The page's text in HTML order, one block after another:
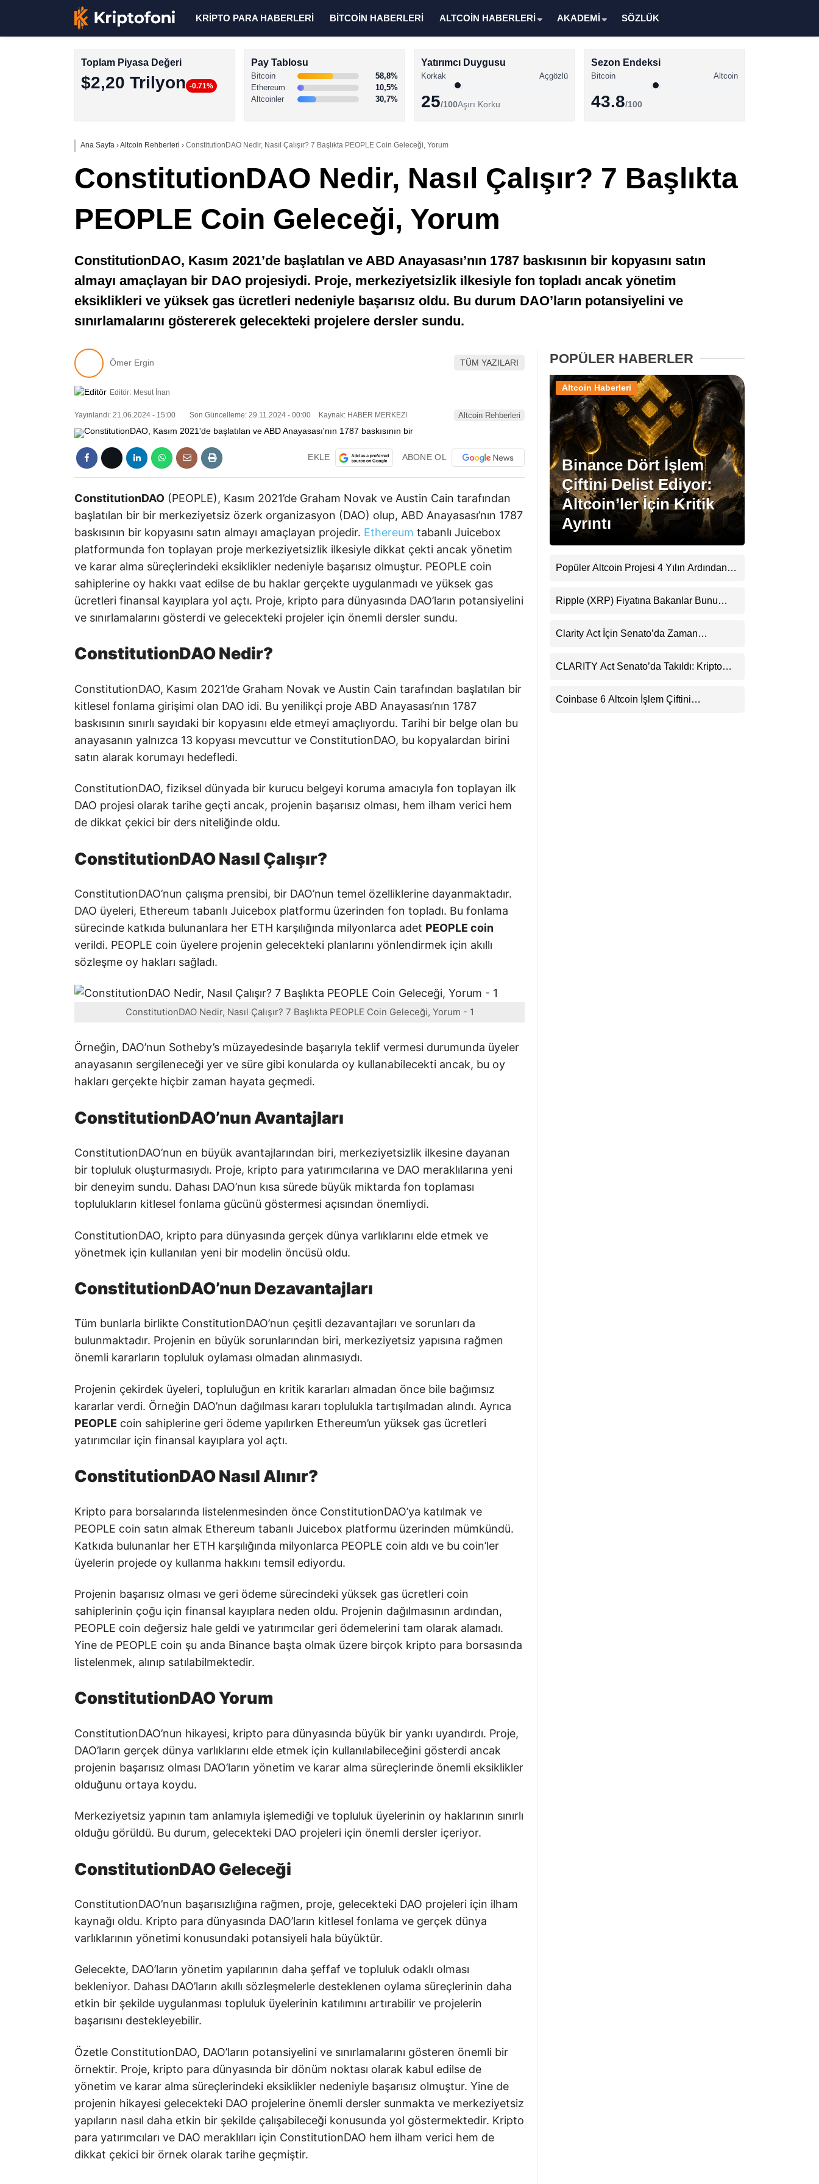
Altcoin Haberleri
Stablecoin Haberleri
Instagram
Youtube
TikTok
Pinterest
KRİPTO PARA HABERLERİ BİTCOİN HABERLERİ ALTCOİN HABERLERİ AKADEMİ SÖZLÜK
Toplam Piyasa Değeri
$2,20 Trilyon -0.71%
Pay Tablosu
Bitcoin
58,8%
Ethereum
10,5%
Altcoinler
30,7%
Yatırımcı Duygusu
Korkak Açgözlü
25/100Aşırı Korku
Sezon Endeksi
Bitcoin Altcoin
43.8/100
Ana Sayfa ›Altcoin Rehberleri › ConstitutionDAO Nedir, Nasıl Çalışır? 7 Başlıkta PEOPLE Coin Geleceği, Yorum
ConstitutionDAO Nedir, Nasıl Çalışır? 7 Başlıkta
PEOPLE Coin Geleceği, Yorum
ConstitutionDAO, Kasım 2021’de başlatılan ve ABD Anayasası’nın 1787 baskısının bir kopyasını satın
almayı amaçlayan bir DAO projesiydi. Proje, merkeziyetsizlik ilkesiyle fon topladı ancak yönetim
eksiklikleri ve yüksek gas ücretleri nedeniyle başarısız oldu. Bu durum DAO’ların potansiyelini ve
sınırlamalarını göstererek gelecekteki projelere dersler sundu.
Ömer Ergin TÜM YAZILARI
Editör: Mesut İnan
Yayınlandı: 21.06.2024 - 15:00 Son Güncelleme: 29.11.2024 - 00:00 Kaynak: HABER MERKEZI Altcoin Rehberleri
EKLE ABONE OL
ConstitutionDAO (PEOPLE), Kasım 2021’de Graham Novak ve Austin Cain tarafından
başlatılan bir bir merkeziyetsiz özerk organizasyon (DAO) olup, ABD Anayasası’nın 1787
baskısının bir kopyasını satın almayı amaçlayan projedir. Ethereum tabanlı Juicebox
platformunda fon toplayan proje merkeziyetsizlik ilkesiyle dikkat çekti ancak yönetim
ve karar alma süreçlerindeki eksiklikler nedeniyle başarısız olmuştur. PEOPLE coin
sahiplerine oy hakkı vaat edilse de bu haklar gerçekte uygulanmadı ve yüksek gas
ücretleri finansal kayıplara yol açtı. Proje, kripto para dünyasında DAO’ların potansiyelini
ve sınırlamalarını gösterdi ve gelecekteki projeler için önemli dersler sundu.
ConstitutionDAO Nedir?
ConstitutionDAO, Kasım 2021’de Graham Novak ve Austin Cain tarafından başlatılan bir
kitlesel fonlama girişimi olan DAO idi. Bu yenilikçi proje ABD Anayasası’nın 1787
baskısının sınırlı sayıdaki bir kopyasını elde etmeyi amaçlıyordu. Tarihi bir belge olan bu
anayasanın yalnızca 13 kopyası mevcuttur ve ConstitutionDAO, bu kopyalardan birini
satın alarak korumayı hedefledi.
ConstitutionDAO, fiziksel dünyada bir kurucu belgeyi koruma amacıyla fon toplayan ilk
DAO projesi olarak tarihe geçti ancak, projenin başarısız olması, hem ilham verici hem
de dikkat çekici bir ders niteliğinde oldu.
ConstitutionDAO Nasıl Çalışır?
ConstitutionDAO’nun çalışma prensibi, bir DAO’nun temel özelliklerine dayanmaktadır.
DAO üyeleri, Ethereum tabanlı Juicebox platformu üzerinden fon topladı. Bu fonlama
sürecinde katkıda bulunanlara her ETH karşılığında milyonlarca adet PEOPLE coin
verildi. PEOPLE coin üyelere projenin gelecekteki planlarını yönlendirmek için akıllı
sözleşme oy hakları sağladı.
ConstitutionDAO Nedir, Nasıl Çalışır? 7 Başlıkta PEOPLE Coin Geleceği, Yorum - 1
Örneğin, DAO’nun Sotheby’s müzayedesinde başarıyla teklif vermesi durumunda üyeler
anayasanın sergileneceği yer ve süre gibi konularda oy kullanabilecekti ancak, bu oy
hakları gerçekte hiçbir zaman hayata geçmedi.
ConstitutionDAO’nun Avantajları
ConstitutionDAO’nun en büyük avantajlarından biri, merkeziyetsizlik ilkesine dayanan
bir topluluk oluşturmasıydı. Proje, kripto para yatırımcılarına ve DAO meraklılarına yeni
bir deneyim sundu. Dahası DAO’nun kısa sürede büyük miktarda fon toplaması
toplulukların kitlesel fonlama gücünü göstermesi açısından önemliydi.
ConstitutionDAO, kripto para dünyasında gerçek dünya varlıklarını elde etmek ve
yönetmek için kullanılan yeni bir modelin öncüsü oldu.
ConstitutionDAO’nun Dezavantajları
Tüm bunlarla birlikte ConstitutionDAO’nun çeşitli dezavantajları ve sorunları da
bulunmaktadır. Projenin en büyük sorunlarından biri, merkeziyetsiz yapısına rağmen
önemli kararların topluluk oylaması olmadan alınmasıydı.
Projenin çekirdek üyeleri, topluluğun en kritik kararları almadan önce bile bağımsız
kararlar verdi. Örneğin DAO’nun dağılması kararı toplulukla tartışılmadan alındı. Ayrıca
PEOPLE coin sahiplerine geri ödeme yapılırken Ethereum’un yüksek gas ücretleri
yatırımcılar için finansal kayıplara yol açtı.
ConstitutionDAO Nasıl Alınır?
Kripto para borsalarında listelenmesinden önce ConstitutionDAO’ya katılmak ve
PEOPLE coin satın almak Ethereum tabanlı Juicebox platformu üzerinden mümkündü.
Katkıda bulunanlar her ETH karşılığında milyonlarca PEOPLE coin aldı ve bu coin’ler
üyelerin projede oy kullanma hakkını temsil ediyordu.
Projenin başarısız olması ve geri ödeme sürecindeki yüksek gas ücretleri coin
sahiplerinin çoğu için finansal kayıplara neden oldu. Projenin dağılmasının ardından,
PEOPLE coin değersiz hale geldi ve yatırımcılar geri ödemelerini tam olarak alamadı.
Yine de PEOPLE coin şu anda Binance başta olmak üzere birçok kripto para borsasında
listelenmek, alınıp satılabilmektedir.
ConstitutionDAO Yorum
ConstitutionDAO’nun hikayesi, kripto para dünyasında büyük bir yankı uyandırdı. Proje,
DAO’ların gerçek dünya varlıklarını elde etmek için kullanılabileceğini gösterdi ancak
projenin başarısız olması DAO’ların yönetim ve karar alma süreçlerinde önemli eksiklikler
olduğunu ortaya koydu.
Merkeziyetsiz yapının tam anlamıyla işlemediği ve topluluk üyelerinin oy haklarının sınırlı
olduğu görüldü. Bu durum, gelecekteki DAO projeleri için önemli dersler içeriyor.
ConstitutionDAO Geleceği
ConstitutionDAO’nun başarısızlığına rağmen, proje, gelecekteki DAO projeleri için ilham
kaynağı oldu. Kripto para dünyasında DAO’ların kitlesel fonlama ve gerçek dünya
varlıklarının yönetimi konusundaki potansiyeli hala büyüktür.
Gelecekte, DAO’ların yönetim yapılarının daha şeffaf ve topluluk odaklı olması
bekleniyor. Dahası DAO’ların akıllı sözleşmelerle desteklenen oylama süreçlerinin daha
etkin bir şekilde uygulanması topluluk üyelerinin katılımını artırabilir ve projelerin
başarısını destekleyebilir.
Özetle ConstitutionDAO, DAO’ların potansiyelini ve sınırlamalarını gösteren önemli bir
örnektir. Proje, kripto para dünyasında bir dönüm noktası olarak kabul edilse de
yönetim ve karar alma süreçlerindeki eksiklikler nedeniyle başarısız olmuştur. Yine de
projenin hikayesi gelecekteki DAO projelerine önemli dersler sunmakta ve merkeziyetsiz
yapıların nasıl daha etkin bir şekilde çalışabileceği konusunda yol göstermektedir. Kripto
para yatırımcıları ve DAO meraklıları için ConstitutionDAO hem ilham verici hem de
dikkat çekici bir örnek olarak tarihe geçmiştir.
POPÜLER HABERLER
Binance Dört İşlem
Çiftini Delist Ediyor:
Altcoin’ler İçin Kritik
Ayrıntı
Altcoin Haberleri
Popüler Altcoin Projesi 4 Yılın Ardından
Uyarısı
Ripple (XRP) Fiyatına Bakanlar Bunu
Uyarı
Clarity Act İçin Senato’da Zaman
CLARITY Act Senato’da Takıldı: Kripto
Coinbase 6 Altcoin İşlem Çiftini